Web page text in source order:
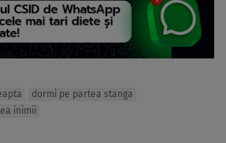
dormi pe partea stanga
inimii